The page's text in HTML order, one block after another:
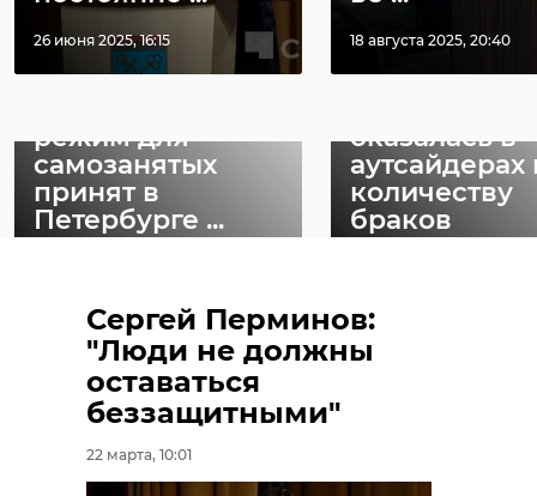
26 июня 2025, 16:15 18 августа 2025, 20:40
Сергей Перминов:
"Люди не должны
оставаться
беззащитными"
22 марта, 10:01
режим для
самозанятых
принят в
Петербурге ...
оказалась в
аутсайдерах
количеству
браков
Уникальная выставка будет
работать в Петербурге до 21 мая.
47channel